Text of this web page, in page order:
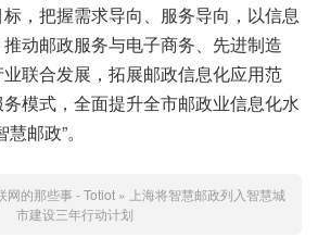
，把握需求导向、服务导向，以信息
动邮政服务与电子商务、先进制造
联合发展，拓展邮政信息化应用范
模式，全面提升全市邮政业信息化水
邮政”。
网的那些事 - Totiot » 上海将智慧邮政列入智慧城
市建设三年行动计划